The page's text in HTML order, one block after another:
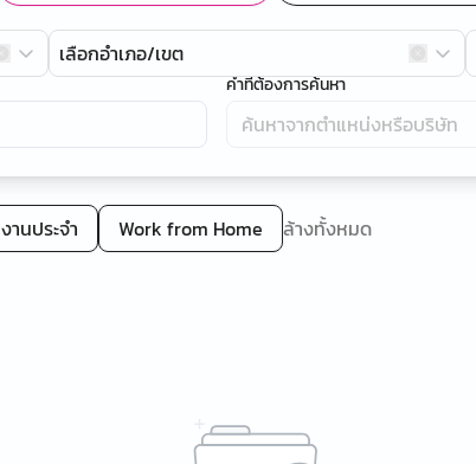
เลือกอำเภอ/เขต
คำที่ต้องการค้นหา
งานประจำ Work from Home ล้างทั้งหมด